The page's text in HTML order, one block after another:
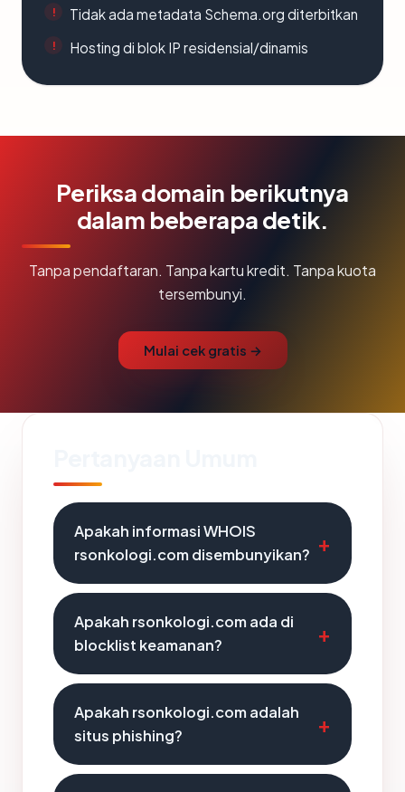
Tidak ada metadata Schema.org diterbitkan
Hosting di blok IP residensial/dinamis
Periksa domain berikutnya
dalam beberapa detik.
Tanpa pendaftaran. Tanpa kartu kredit. Tanpa kuota
tersembunyi.
Mulai cek gratis →
Apakah informasi WHOIS
rsonkologi.com disembunyikan?
Apakah rsonkologi.com ada di
blocklist keamanan?
Apakah rsonkologi.com adalah
situs phishing?